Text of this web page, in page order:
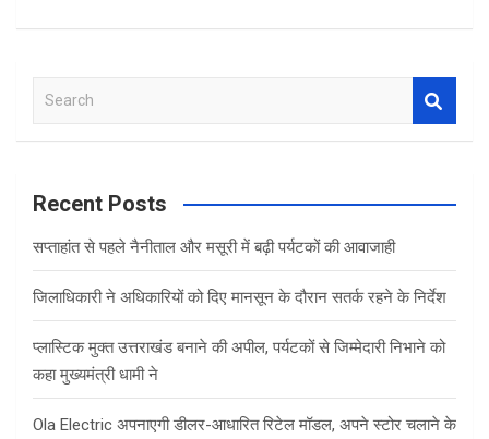
a
c
Recent Posts
सप्ताहांत से पहले नैनीताल और मसूरी में बढ़ी पर्यटकों की आवाजाही
जिलाधिकारी ने अधिकारियों को दिए मानसून के दौरान सतर्क रहने के निर्देश
प्लास्टिक मुक्त उत्तराखंड बनाने की अपील, पर्यटकों से जिम्मेदारी निभाने को
कहा मुख्यमंत्री धामी ने
Ola Electric अपनाएगी डीलर-आधारित रिटेल मॉडल, अपने स्टोर चलाने के